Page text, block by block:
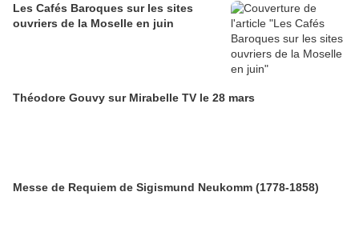
Les Cafés Baroques sur les sites
ouvriers de la Moselle en juin
Théodore Gouvy sur Mirabelle TV le 28 mars
Messe de Requiem de Sigismund Neukomm (1778-1858)